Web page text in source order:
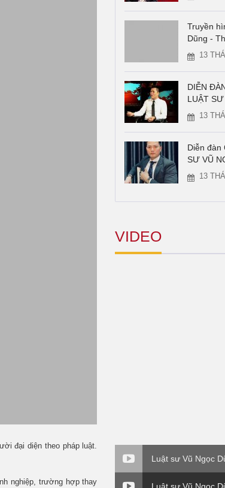
đại diện theo pháp luật.
nghiệp, trường hợp thay
Truyền
Dũng -
13
DIỄN
LUẬT
13
Diễn đàn
SƯ VŨ
13
VIDEO
Luật sư Vũ Ngọc